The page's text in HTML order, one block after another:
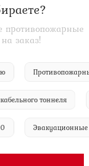
противопожарные
заказ!
тоннеля
60